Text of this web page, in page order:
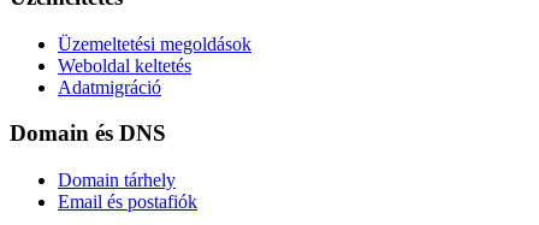
Üzemeltetési megoldások
Weboldal keltetés
Adatmigráció
Domain és DNS
Domain tárhely
Email és postafiók